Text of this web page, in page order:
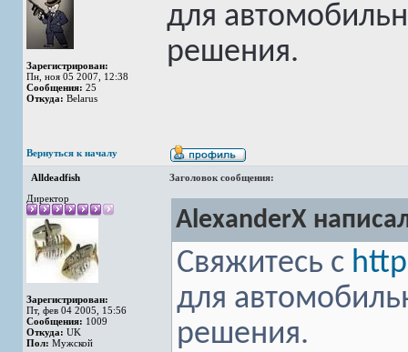
Зарегистрирован:
Пн, ноя 05 2007, 12:38
Сообщения: 25
Откуда: Belarus
для
решения.
Вернуться к началу
Alldeadfish
Заголовок сообщения:
Директор
Зарегистрирован:
Пт, фев 04 2005, 15:56
Сообщения: 1009
Откуда: UK
Пол: Мужской
AlexanderX
Свяжитесь с
для
решения.